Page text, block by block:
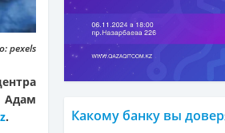
pexels
Адам
.
Какому банку вы